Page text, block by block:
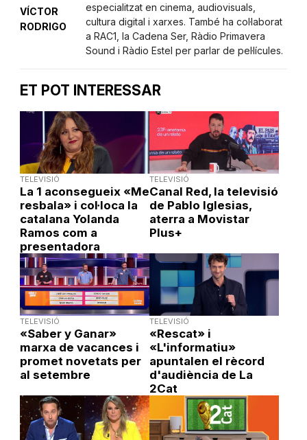
VÍCTOR
RODRIGO
especialitzat en cinema, audiovisuals,
cultura digital i xarxes. També ha col·laborat
a RAC1, la Cadena Ser, Ràdio Primavera
Sound i Ràdio Estel per parlar de pel·lícules.
ET POT INTERESSAR
TELEVISIÓ
La 1 aconsegueix «Me
resbala» i col·loca la
catalana Yolanda
Ramos com a
presentadora
TELEVISIÓ
Canal Red, la televisió
de Pablo Iglesias,
aterra a Movistar
Plus+
TELEVISIÓ
«Saber y Ganar»
marxa de vacances i
promet novetats per
al setembre
TELEVISIÓ
«Rescat» i
«L'informatiu»
apuntalen el rècord
d'audiència de La
2Cat